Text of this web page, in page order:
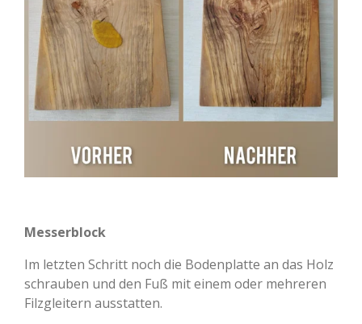
Messerblock
Im letzten Schritt noch die Bodenplatte an das Holz
schrauben und den Fuß mit einem oder mehreren
Filzgleitern ausstatten.